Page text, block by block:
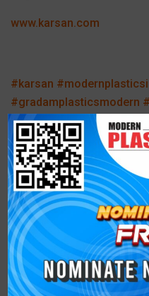
www.karsan.com
#karsan
#gradamplasticsmodern
#modernplasticsgearmany
#plaisteachmoderna
#athchúrsáilplaisteach
#líonradomhandamodern
#TionscalPlaisteach
#irisindiach
#modernplasticsitaly